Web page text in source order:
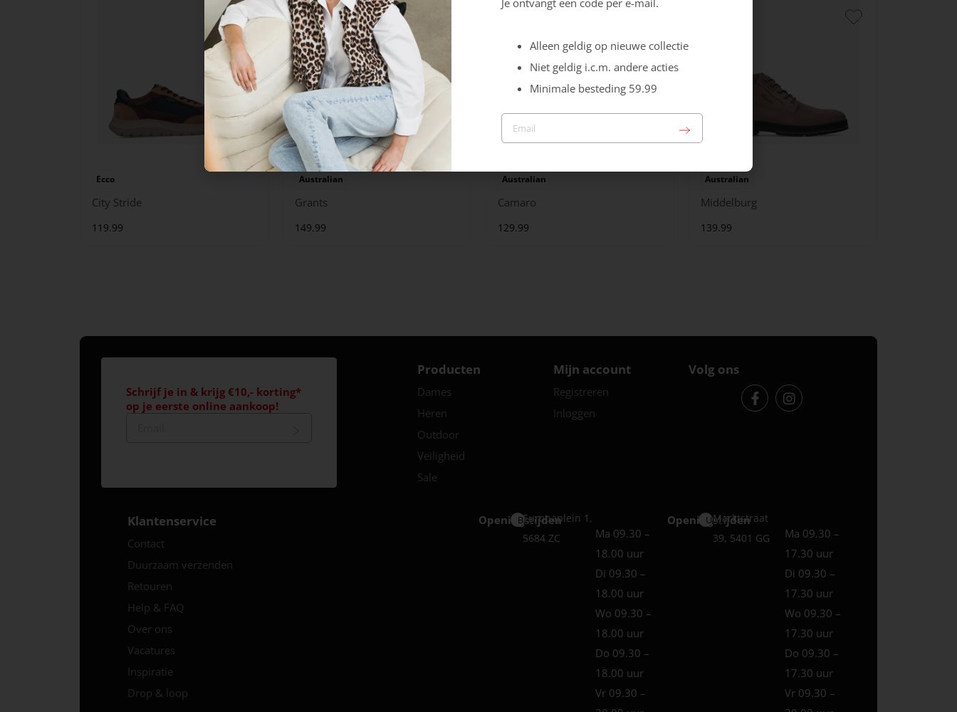
Ecco
City Stride
119.99
Australian
Grants
149.99
Australian
Camaro
129.99
Australian
Middelburg
139.99
Schrijf je in & krijg €10,- korting*
op je eerste online aankoop!
Producten
Dames
Heren
Outdoor
Veiligheid
Sale
Mijn account
Registreren
Inloggen
Volg ons
Klantenservice
Contact
Duurzaam verzenden
Retouren
Help & FAQ
Over ons
Vacatures
Inspiratie
Drop & loop
Openingstijden
Best
Europaplein 1,
5684 ZC
Ma 09.30 –
18.00 uur
Di 09.30 –
18.00 uur
Wo 09.30 –
18.00 uur
Do 09.30 –
18.00 uur
Vr 09.30 –
Openingstijden
Uden
Marktstraat
39, 5401 GG
Ma 09.30 –
17.30 uur
Di 09.30 –
17.30 uur
Wo 09.30 –
17.30 uur
Do 09.30 –
17.30 uur
Vr 09.30 –
Alleen geldig op nieuwe collectie
Niet geldig i.c.m. andere acties
Minimale besteding 59.99